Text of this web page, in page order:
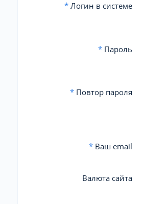
*Логин в системе
*Пароль
*Повтор пароля
*Ваш email
Валюта сайта